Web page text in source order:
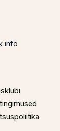
info